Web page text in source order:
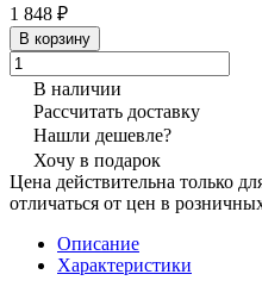
1 848 ₽
В корзину
В наличии
Рассчитать доставку
Нашли дешевле?
Хочу в подарок
Цена действительна только
отличаться от цен в
Описание
Характеристики